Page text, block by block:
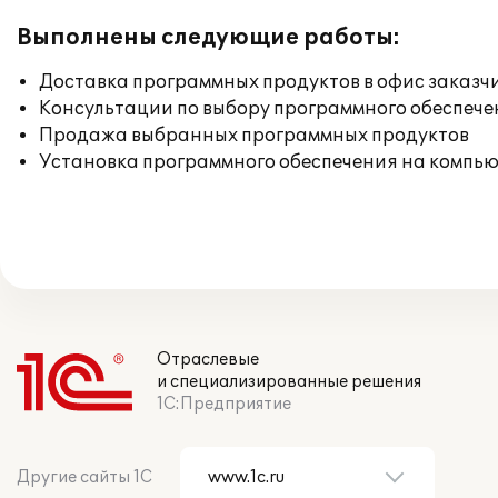
Выполнены следующие работы:
Доставка программных продуктов в офис
Консультации по выбору программного
Продажа выбранных программных продуктов
Установка программного обеспечения на
Отраслевые
и специализированные решения
1С:Предприятие
Другие сайты 1С